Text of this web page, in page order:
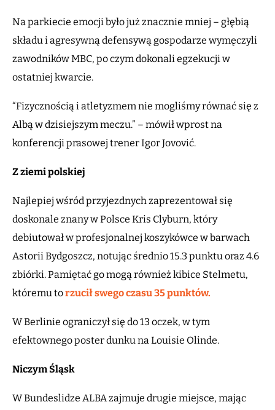
Na parkiecie emocji było już znacznie mniej – głębią
składu i agresywną defensywą gospodarze wymęczyli
zawodników MBC, po czym dokonali egzekucji w
ostatniej kwarcie.
“Fizycznością i atletyzmem nie mogliśmy równać się z
Albą w dzisiejszym meczu.” – mówił wprost na
konferencji prasowej trener Igor Jovović.
Z ziemi polskiej
Najlepiej wśród przyjezdnych zaprezentował się
doskonale znany w Polsce Kris Clyburn, który
debiutował w profesjonalnej koszykówce w barwach
Astorii Bydgoszcz, notując średnio 15.3 punktu oraz 4.6
zbiórki. Pamiętać go mogą również kibice Stelmetu,
któremu torzucił swego czasu 35 punktów.
W Berlinie ograniczył się do 13 oczek, w tym
efektownego poster dunku na Louisie Olinde.
Niczym Śląsk
W Bundeslidze ALBA zajmuje drugie miejsce, mając